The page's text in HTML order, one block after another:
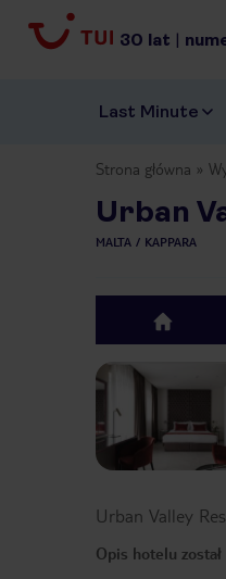
30 lat |
Last Minute
Strona główna
Urban
MALTA KAPPARA
top
Previous slide
Urban Valley
Opis hotelu